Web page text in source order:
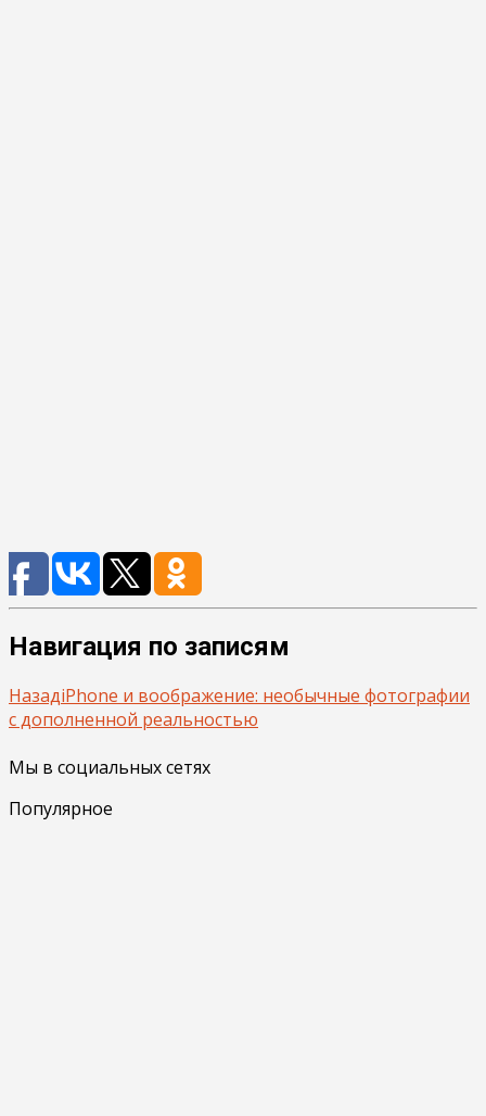
Навигация по записям
НазадiPhone и воображение: необычные фотографии
с дополненной реальностью
Мы в социальных сетях
Популярное